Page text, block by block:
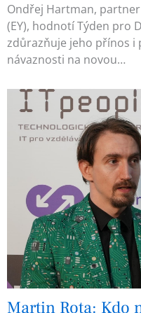
Ondřej Hartman,
(EY), hodnotí Týden pro
zdůrazňuje jeho přínos i
návaznosti na novou…
Martin Rota: Kdo